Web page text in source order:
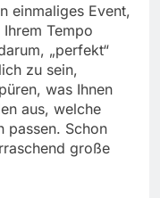
einmaliges Event,
Tempo
„perfekt“
zu sein,
was Ihnen
aus, welche
passen. Schon
große